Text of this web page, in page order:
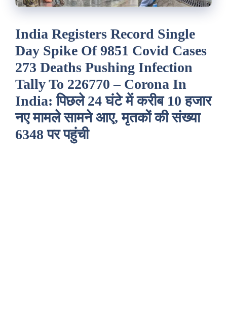
India Registers Record Single
Day Spike Of 9851 Covid Cases
273 Deaths Pushing Infection
Tally To 226770 – Corona In
India: पिछले 24 घंटे में करीब 10 हजार
नए मामले सामने आए, मृतकों की संख्या
6348 पर पहुंची